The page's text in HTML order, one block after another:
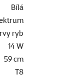
Bílá
ryb
14 W
59 cm
T8